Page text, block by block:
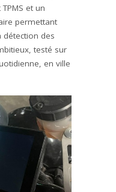
et un
permettant
détection des
testé sur
en ville